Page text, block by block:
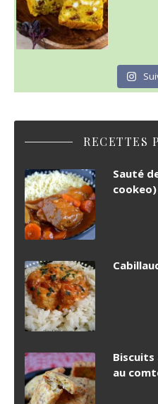
RECETTES
Sauté
cookeo)
au